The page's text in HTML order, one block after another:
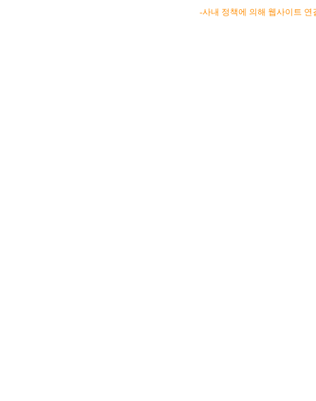
-사내 정책에 의해 웹사이트